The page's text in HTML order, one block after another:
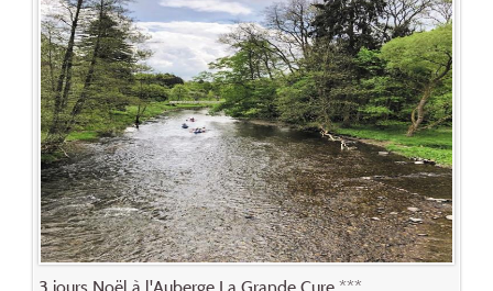
3 jours Noël à l'Auberge La Grande Cure ***